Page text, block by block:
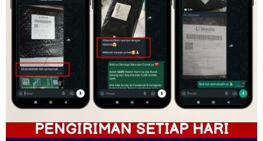
PENGIRIMAN SETIAP HARI